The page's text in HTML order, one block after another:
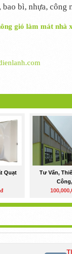
bì, nhựa,
gió làm mát nhà
Quạt
Tư Vấn,